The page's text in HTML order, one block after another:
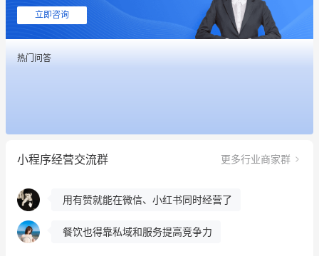
立即咨询
热门问答
小程序经营交流群 更多行业商家群
这个营销策划案例推荐大家看一下
用有赞就能在微信、小红书同时经营了
冰墩墩货源充足需要的联系我
这个营销策划案例推荐大家看一下
用有赞就能在微信、小红书同时经营了
餐饮也得靠私域和服务提高竞争力